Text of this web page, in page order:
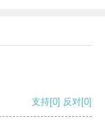
支持[0] 反对[0]